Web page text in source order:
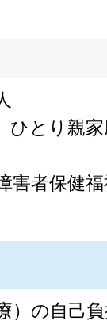
ひとり親
害者保健
）の自己